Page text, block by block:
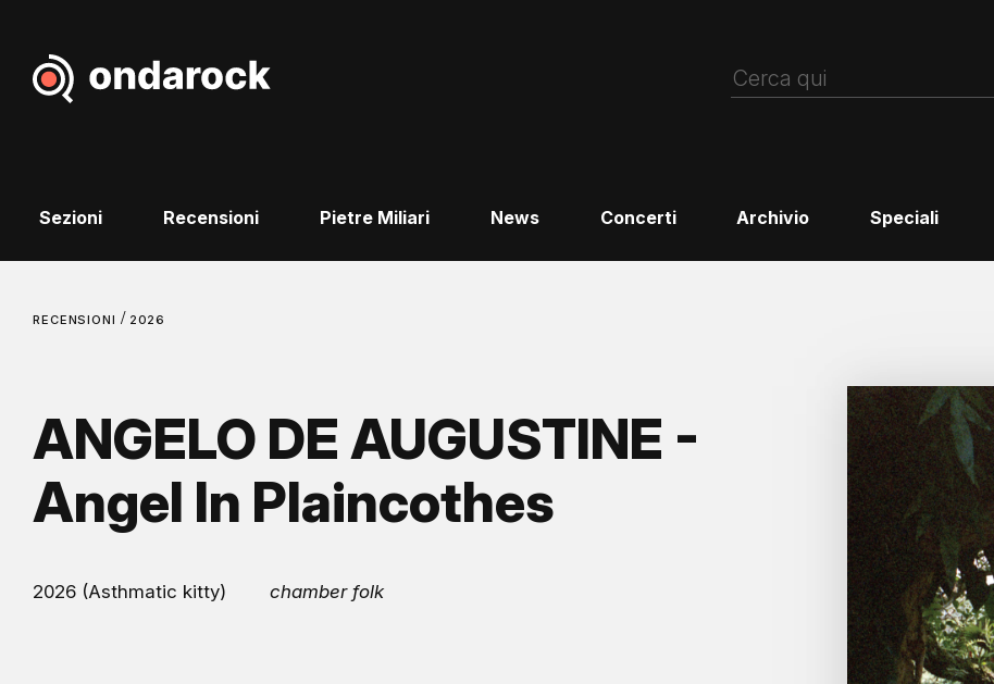
Sezioni Recensioni Pietre Miliari News Concerti Archivio Speciali
RECENSIONI / 2026
ANGELO DE AUGUSTINE -
Angel In Plaincothes
2026 (Asthmatic kitty) chamber folk